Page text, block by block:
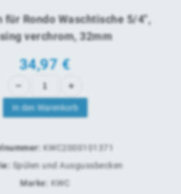
für Rondo Waschtische 5/4",
verchrom, 32mm
34,97€
In den Warenkorb
KWC2000101371
Spülen und Ausgussbecken
Marke: KWC